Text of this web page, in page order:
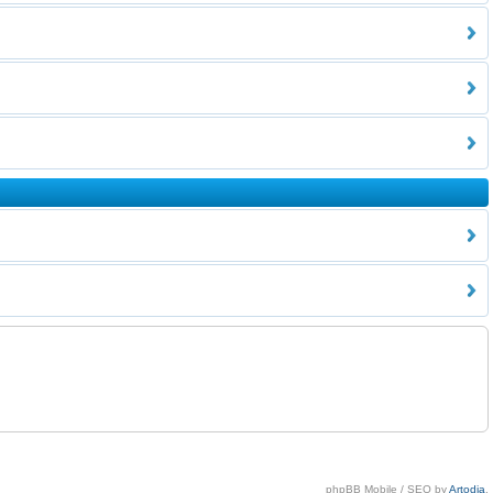
phpBB Mobile / SEO byArtodia